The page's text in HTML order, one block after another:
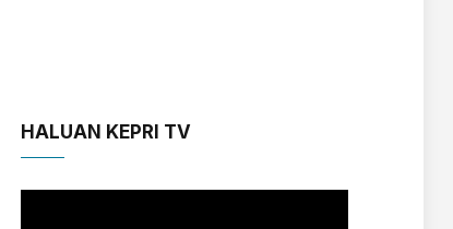
HALUAN KEPRI TV